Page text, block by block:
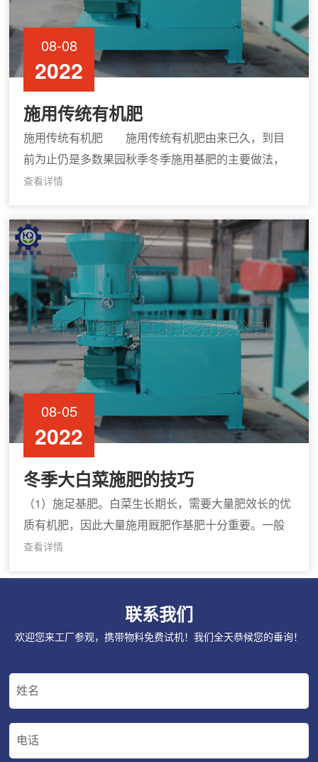
施用传统有机肥
施用传统有机肥 施用传统有机肥由来已久，到目
前为止仍是多数果园秋季冬季施用基肥的主要做法，
生产中常用的是堆沤肥、鸡粪、牛粪、猪粪、羊粪等
肥料，含有机质4
查看详情
08-08
2022
冬季大白菜施肥的技巧
（1）施足基肥。白菜生长期长，需要大量肥效长的优
质有机肥，因此大量施用厩肥作基肥十分重要。一般
亩地厩肥不少于5000公斤。在耕地前先将60％的厩肥
查看详情
08-05
2022
联系我们
欢迎您来工厂参观，携带物料免费试机！我们全天恭候您的垂询！